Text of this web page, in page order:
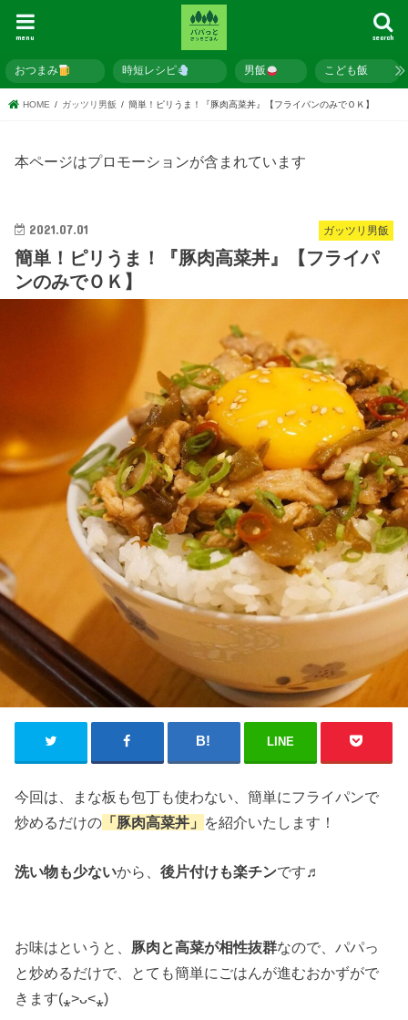
search
menu
おつまみ 時短レシピ 男飯 こども飯
HOME ガッツリ男飯 簡単！ピリうま！『豚肉高菜丼』【フライパンのみでＯＫ】
本ページはプロモーションが含まれています
ガッツリ男飯
2021.07.01
簡単！ピリうま！『豚肉高菜丼』【フライパ
ンのみでＯＫ】
LINE
今回は、まな板も包丁も使わない、簡単にフライパンで
炒めるだけの 「豚肉高菜丼」 を紹介いたします！
洗い物も少ないから、後片付けも楽チンです♬
お味はというと、 豚肉と高菜が相性抜群なので、パパっ
と炒めるだけで、とても簡単にごはんが進むおかずがで
きます(⁎˃ᴗ˂⁎)